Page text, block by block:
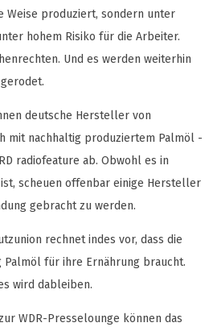
Weise produziert, sondern unter
hohem Risiko für die Arbeiter.
Und es werden weiterhin
deutsche Hersteller von
mit nachhaltig produziertem Palmöl -
radiofeature ab. Obwohl es in
scheuen offenbar einige Hersteller
gebracht zu werden.
rechnet indes vor, dass die
für ihre Ernährung braucht.
wird dableiben.
WDR-Presselounge können das